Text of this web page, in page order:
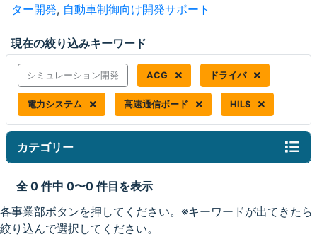
ター開発, 自動車制御向け開発サポート
現在の絞り込みキーワード
シミュレーション開発 ACG ドライバ
電力システム 高速通信ボード HILS
カテゴリー
全 0 件中 0〜0 件目を表示
各事業部ボタンを押してください。※キーワードが出てきたら
絞り込んで選択してください。